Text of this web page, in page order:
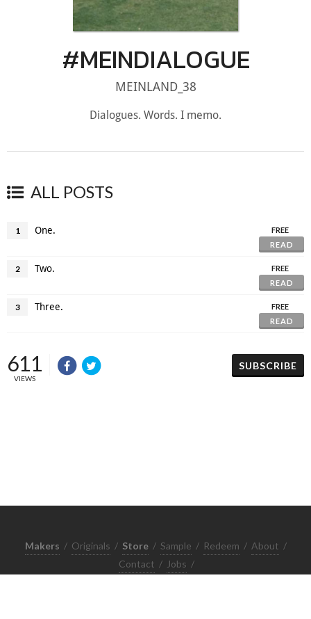
#MEINDIALOGUE
MEINLAND_38
Dialogues. Words. I memo.
ALL POSTS
1 One.
FREE
READ
2 Two.
FREE
READ
3 Three.
FREE
READ
611
VIEWS
SUBSCRIBE
Makers / Originals / Store / Sample / Redeem / About /
Contact / Jobs /